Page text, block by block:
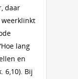
daar
lang
en
6,10). Bij